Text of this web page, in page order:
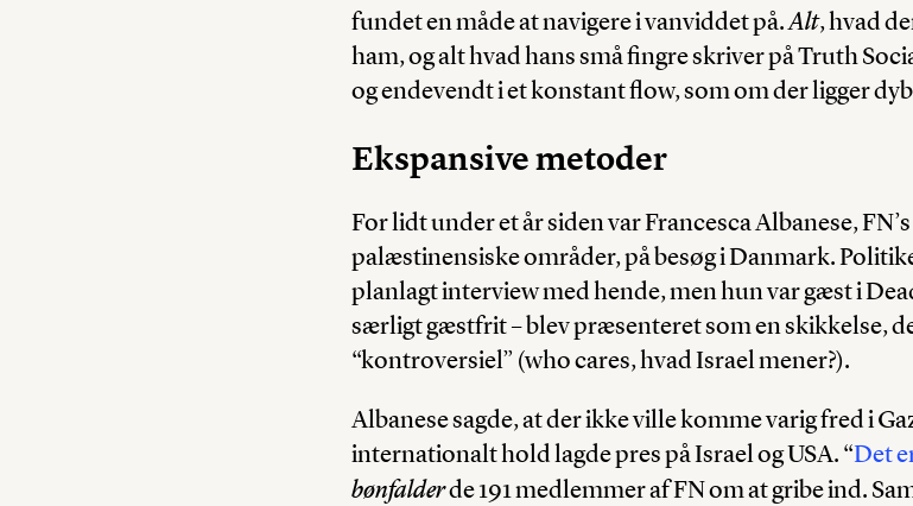
fundet en måde at navigere i vanviddet på. Alt, hvad
ham, og alt hvad hans små fingre skriver på Truth
og endevendt i et konstant flow, som om der ligger
Ekspansive metoder
For lidt under et år siden var Francesca Albanese,
palæstinensiske områder, på besøg i Danmark.
planlagt interview med hende, men hun var gæst i
særligt gæstfrit – blev præsenteret som en skikkelse,
“kontroversiel” (who cares, hvad Israel mener?).
Albanese sagde, at der ikke ville komme varig fred i
internationalt hold lagde pres på Israel og USA. “Det
bønfalderde 191 medlemmer af FN om at gribe ind.